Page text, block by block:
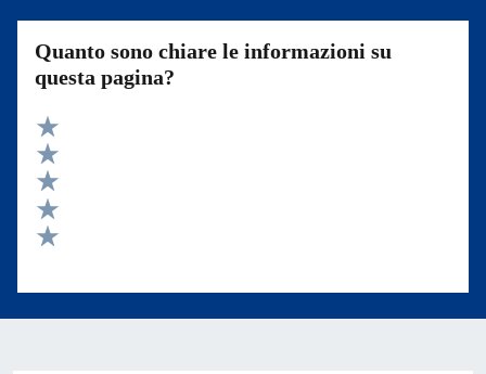
Quanto sono chiare le informazioni su
questa pagina?
Valuta 5 stelle su 5
Valuta 4 stelle su 5
Valuta 3 stelle su 5
Valuta 2 stelle su 5